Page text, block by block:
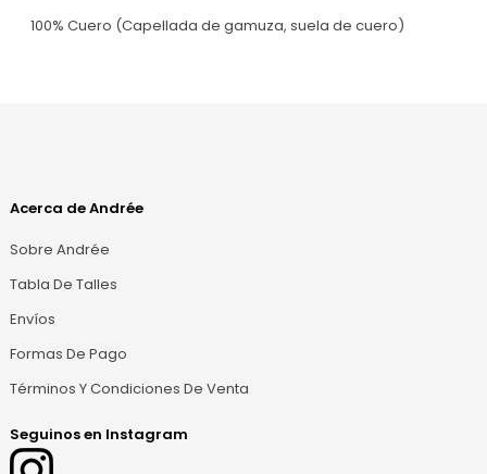
100% Cuero (Capellada de gamuza, suela de cuero)
Acerca de Andrée
Sobre Andrée
Tabla De Talles
Envíos
Formas De Pago
Términos Y Condiciones De Venta
Seguinos en Instagram